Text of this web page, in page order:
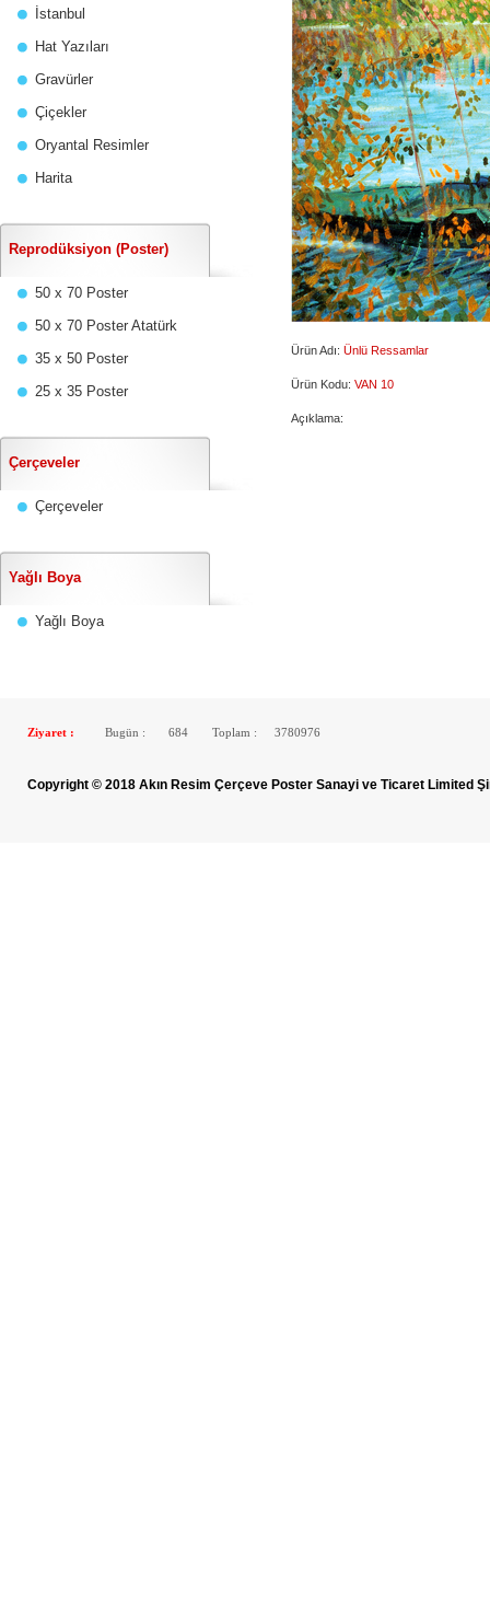
İstanbul
Hat Yazıları
Gravürler
Çiçekler
Oryantal Resimler
Harita
Reprodüksiyon (Poster)
50 x 70 Poster
50 x 70 Poster Atatürk
35 x 50 Poster
25 x 35 Poster
Çerçeveler
Çerçeveler
Yağlı Boya
Yağlı Boya
Ürün Adı: Ünlü Ressamlar
Ürün Kodu: VAN 10
Açıklama:
Ziyaret : Bugün : 684 Toplam : 3780976
Copyright © 2018 Akın Resim Çerçeve Poster Sanayi ve Ticaret Limited